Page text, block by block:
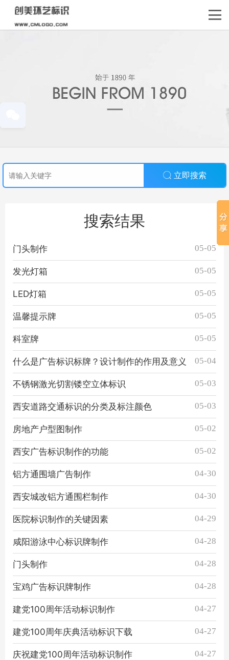
立即搜索
搜索结果
门头制作 05-05
发光灯箱 05-05
LED灯箱 05-05
温馨提示牌 05-05
科室牌 05-05
什么是广告标识标牌？设计制作的作用及意义 05-04
不锈钢激光切割镂空立体标识 05-03
西安道路交通标识的分类及标注颜色 05-03
房地产户型图制作 05-02
西安广告标识制作的功能 05-02
铝方通围墙广告制作 04-30
西安城改铝方通围栏制作 04-30
医院标识制作的关键因素 04-29
咸阳游泳中心标识牌制作 04-28
门头制作 04-28
宝鸡广告标识牌制作 04-28
建党100周年活动标识制作 04-27
建党100周年庆典活动标识下载 04-27
庆祝建党100周年活动标识制作 04-27